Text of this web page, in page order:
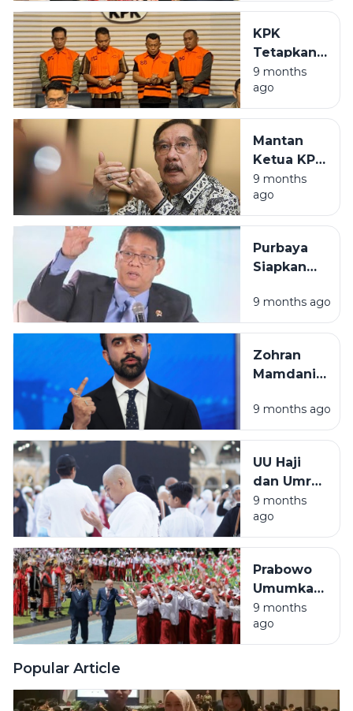
Al-Azhar
Kairo
KPK
Tetapkan
Bupati
Ponorogo
Sugiri
Tersangka
Kasus
Suap
Jabatan,
Proyek,
dan
Gratifikasi
9 months
ago
Mantan
Ketua KPK
Antasari
Azhar
Meninggal
9 months
ago
Purbaya
Siapkan
Redenominasi,
Ubah Rp1.000
Jadi Rp1 pada
2027
9 months ago
Zohran
Mamdani
Pemilu,
Jadi Wali
Muslim
Pertama di
New York
9 months ago
UU Haji
dan Umrah
Terbaru
Izinkan
Umrah
9 months
ago
Prabowo
Umumkan
Bahasa
Portugis
Akan
Indonesia
9 months
ago
Popular Article